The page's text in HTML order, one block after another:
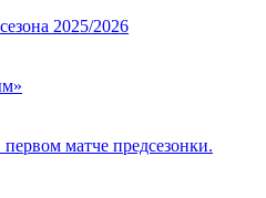
2025/2026
матче предсезонки.